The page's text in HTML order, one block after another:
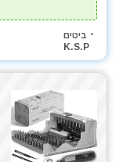
ביטים
K.S.P